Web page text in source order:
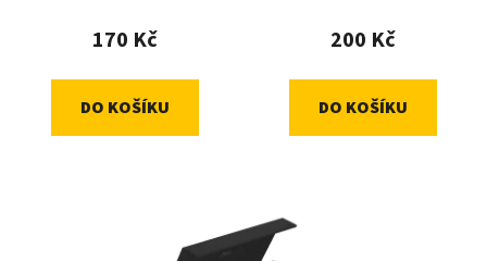
170 Kč
DO KOŠÍKU
200 Kč
DO KOŠÍKU